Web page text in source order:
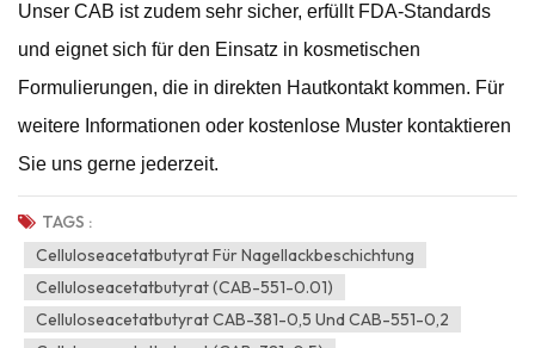
Unser CAB ist zudem sehr sicher, erfüllt FDA-Standards
und eignet sich für den Einsatz in kosmetischen
Formulierungen, die in direkten Hautkontakt kommen. Für
weitere Informationen oder kostenlose Muster kontaktieren
Sie uns gerne jederzeit.
TAGS :
Celluloseacetatbutyrat Für Nagellackbeschichtung
Celluloseacetatbutyrat (CAB-551-0.01)
Celluloseacetatbutyrat CAB-381-0,5 Und CAB-551-0,2